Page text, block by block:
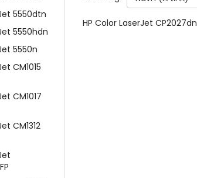
5550dtn
5550hdn
5550n
CM1015
CM1017
CM1312
HP Color LaserJet CP2027dn